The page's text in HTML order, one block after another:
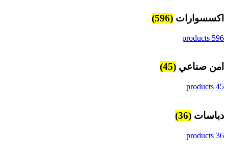
اكسسوارات (596)
596 products
امن صناعي (45)
45 products
دباسات (36)
36 products